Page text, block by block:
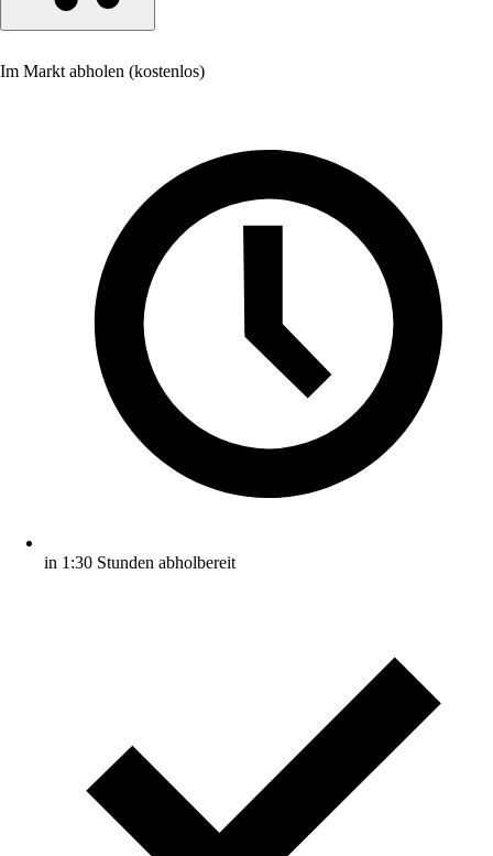
Im Markt abholen (kostenlos)
in 1:30 Stunden abholbereit